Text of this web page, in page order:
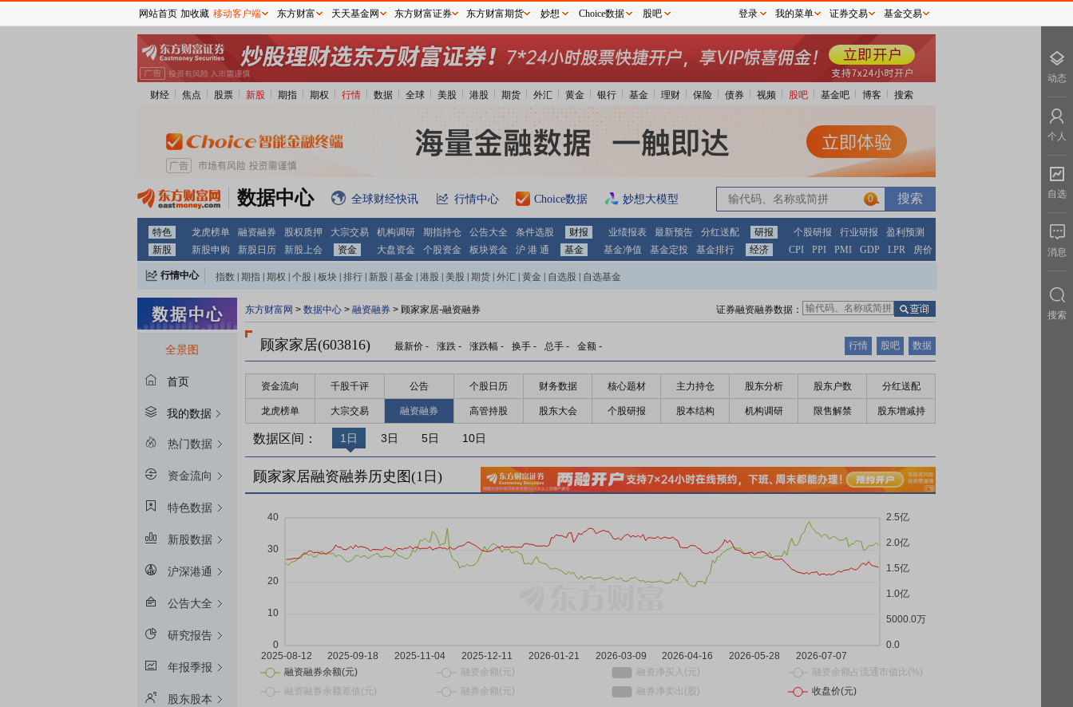
财经 焦点 股票 新股 期指 期权 行情 数据 全球 美股 港股 期货 外汇 黄金 银行 基金 理财 保险 债券 视频 股吧 基金吧 博客 搜索
数据中心 全球财经快讯 行情中心 Choice数据 妙想大模型 0
特色 龙虎榜单 融资融券 股权质押 大宗交易 机构调研 期指持仓 公告大全 条件选股 财报 业绩报表 最新预告 分红送配 研报 个股研报 行业研报
盈利预测
新股
新股申购 新股日历 新股上会 资金 大盘资金 个股资金 板块资金 沪 港 通 基金 基金净值 基金定投 基金排行 经济 CPI PPI PMI GDP LPR 房价
行情中心 指数 期指 期权 个股 板块 排行 新股 基金 港股 美股 期货 外汇 黄金 自选股 自选基金
全景图
首页
我的数据
热门数据
资金流向
特色数据
新股数据
沪深港通
公告大全
研究报告
年报季报
股东股本
东方财富网 > 数据中心 > 融资融券 > 顾家家居-融资融券 证券融资融券数据：
顾家家居(603816) 最新价 - 涨跌 - 涨跌幅 - 换手 - 总手 - 金额 - 行情 股吧 数据
资金流向 千股千评 公告 个股日历 财务数据 核心题材 主力持仓 股东分析 股东户数 分红送配
龙虎榜单 大宗交易 融资融券 高管持股 股东大会 个股研报 股本结构 机构调研 限售解禁 股东增减持
数据区间： 1日 3日 5日 10日
顾家家居融资融券历史图(1 日)
网站首页 加收藏 移动客户端 东方财富 天天基金网 东方财富证券 东方财富期货 妙想 Choice数据 股吧 登录 我的菜单 证券交易 基金交易
动态
个人
自选
消息
搜索